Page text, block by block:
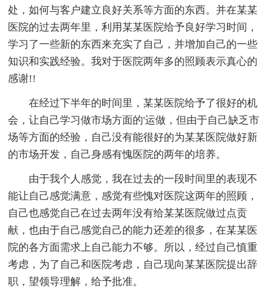
处，如何与客户建立良好关系等方面的东西。并在某某
医院的过去两年里，利用某某医院给予良好学习时间，
学习了一些新的东西来充实了自己，并增加自己的一些
知识和实践经验。我对于医院两年多的照顾表示真心的
感谢!!
在经过下半年的时间里，某某医院给予了很好的机
会，让自己学习做市场方面的'运做，但由于自己缺乏市
场等方面的经验，自己没有能很好的为某某医院做好新
的市场开发，自己身感有愧医院的两年的培养。
由于我个人感觉，我在过去的一段时间里的表现不
能让自己感觉满意，感觉有些愧对医院这两年的照顾，
自己也感觉自己在过去两年没有给某某医院做过点贡
献，也由于自己感觉自己的能力还差的很多，在某某医
院的各方面需求上自己能力不够。所以，经过自己慎重
考虑，为了自己和医院考虑，自己现向某某医院提出辞
职，望领导理解，给予批准。